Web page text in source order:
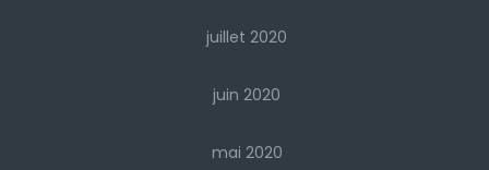
juillet 2020
juin 2020
mai 2020